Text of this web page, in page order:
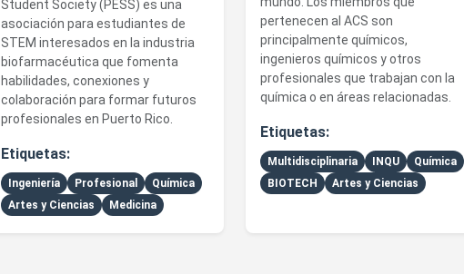
Student Society (PESS) es una
asociación para estudiantes de
STEM interesados en la industria
biofarmacéutica que fomenta
habilidades, conexiones y
colaboración para formar futuros
profesionales en Puerto Rico.
Etiquetas:
Ingeniería Profesional
Química
Artes y Ciencias
Medicina
pertenecen al ACS son
principalmente químicos,
ingenieros químicos y otros
profesionales que trabajan con la
química o en áreas relacionadas.
Etiquetas:
Multidisciplinaria INQU
Química
BIOTECH
Artes y Ciencias